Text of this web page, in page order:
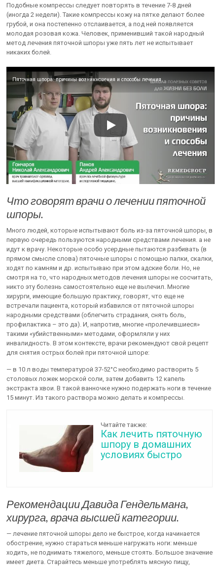
Подобные компрессы следует повторять в течение 7-8 дней
(иногда 2 недели). Такие компрессы кожу на пятке делают более
грубой, и она постепенно отслаивается, а под ней появляется
молодая розовая кожа. Человек, применивший такой народный
метод лечения пяточной шпоры уже пять лет не испытывает
никаких болей.
Пяточная шпора: причины возникновения и способы лечения
Что говорят врачи о лечении пяточной
шпоры.
Много людей, которые испытывают боль из-за пяточной шпоры, в
первую очередь пользуются народными средствами лечения. а не
идут к врачу. Некоторые особо усердные пытаются разбивать (в
прямом смысле слова) пяточные шпоры с помощью палки, скалки,
ходят по камням и др. испытываю при этом адские боли. Но, не
смотря на то, что народных методов лечения шпоры не сосчитать,
никто эту болезнь самостоятельно еще не вылечил. Многие
хирурги, имеющие большую практику, говорят, что еще не
встречали пациента, который избавился от пяточной шпоры
народными средствами (облегчить страдания, снять боль,
профилактика – это да). И, напротив, многие «пролечившиеся»
такими «убийственными» методами, оформляли у них
инвалидность. В этом контексте, врачи рекомендуют свой рецепт
для снятия острых болей при пяточной шпоре:
— в 10 л воды температурой 37-52°С необходимо растворить 5
столовых ложек морской соли, затем добавить 12 капель
экстракта хвои. В такой ванночке нужно подержать ноги в течение
15 минут. Из такого раствора можно делать и компрессы.
Читайте также:
Как лечить пяточную
шпору в домашних
условиях быстро
Рекомендации Давида Гендельмана,
хирурга, врача высшей категории.
— лечение пяточной шпоры дело не быстрое, когда начинается
обострение, нужно стараться меньше нагружать ноги: меньше
ходить, не поднимать тяжелого, меньше стоять. Большое значение
имеет диета. Старайтесь меньше употреблять мясную пищу,